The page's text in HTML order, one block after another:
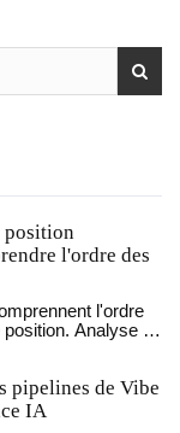
position
l'ordre des
l'ordre
Analyse de
pipelines de Vibe
IA